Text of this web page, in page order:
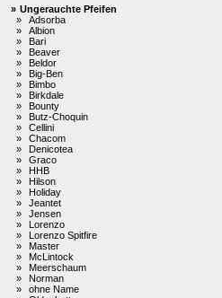
» Ungerauchte Pfeifen
»
Adsorba
»
Albion
»
Bari
»
Beaver
»
Beldor
»
Big-Ben
»
Bimbo
»
Birkdale
»
Bounty
»
Butz-Choquin
»
Cellini
»
Chacom
»
Denicotea
»
Graco
»
HHB
»
Hilson
»
Holiday
»
Jeantet
»
Jensen
»
Lorenzo
»
Lorenzo Spitfire
»
Master
»
McLintock
»
Meerschaum
»
Norman
»
ohne Name